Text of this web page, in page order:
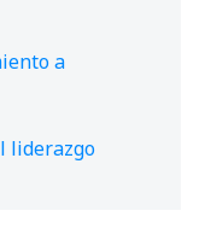
a
liderazgo